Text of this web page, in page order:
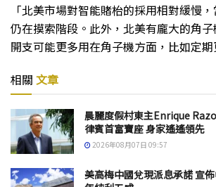
「北美市場對智能賭枱的採用相對緩慢
仍在摸索階段。此外，北美有龐大的角
開支可能更多用在角子機方面，比如定期
相關 文章
晨麗度假村東主Enrique
律賓首富寶座 身家遙遙領先
2026年08月07日 09:57
美高梅中國兌現派息承諾 宣